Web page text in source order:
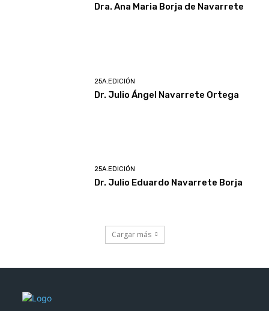
Dra. Ana Maria Borja de Navarrete
25A.EDICIÓN
Dr. Julio Ángel Navarrete Ortega
25A.EDICIÓN
Dr. Julio Eduardo Navarrete Borja
Cargar más